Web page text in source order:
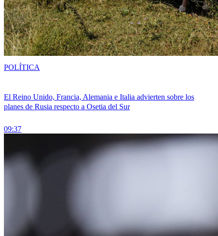
El Reino Unido, Francia, Alemania e Italia advierten sobre los
planes de Rusia respecto a Osetia del Sur
09:37
POLÍTICA